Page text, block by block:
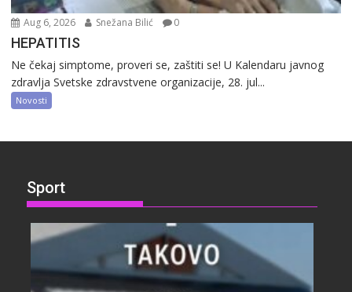
Aug 6, 2026 Snežana Bilić 0
HEPATITIS
Ne čekaj simptome, proveri se, zaštiti se! U Kalendaru javnog
zdravlja Svetske zdravstvene organizacije, 28. jul...
Novosti
Sport